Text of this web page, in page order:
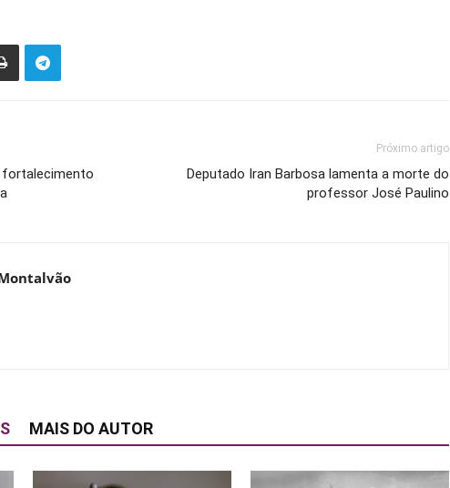
fortalecimento
Próximo artigo
Deputado Iran Barbosa lamenta a morte do
professor José Paulino
MAIS DO AUTOR